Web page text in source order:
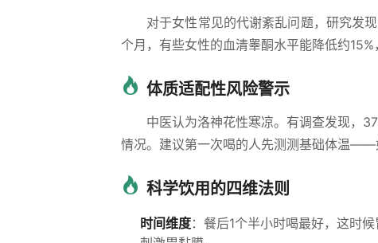
对于女性常见的代谢紊乱问题，研究发
个月，有些女性的血清睾酮水平能降低约
体质适配性风险警示
中医认为洛神花性寒凉。有调查发现，
情况。建议第一次喝的人先测测基础体温
科学饮用的四维法则
时间维度：餐后1个半小时喝最好，这时